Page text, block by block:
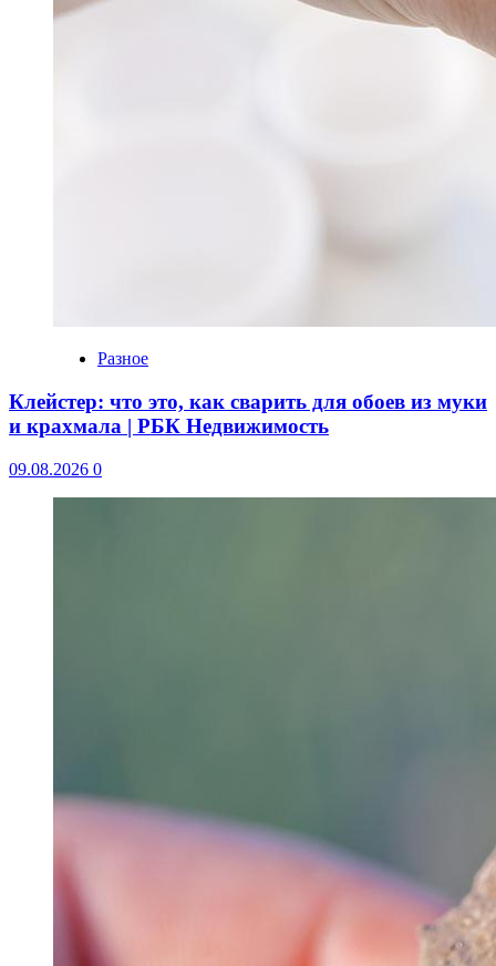
Разное
Клейстер: что это, как сварить для обоев из муки
и крахмала | РБК Недвижимость
09.08.2026 0